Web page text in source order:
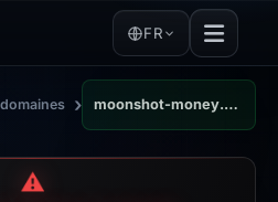
FR
› moonshot-money.sbs
⚠️